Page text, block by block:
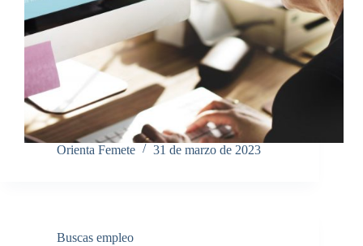
Orienta Femete 31 de marzo de 2023
Buscas empleo